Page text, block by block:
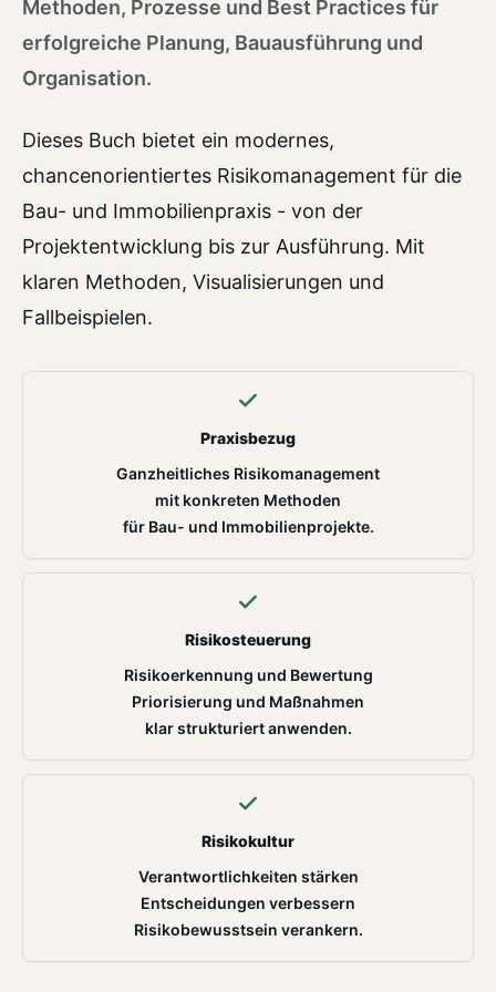
Methoden, Prozesse und Best Practices für
erfolgreiche Planung, Bauausführung und
Organisation.
Dieses Buch bietet ein modernes,
chancenorientiertes Risikomanagement für die
Bau- und Immobilienpraxis - von der
Projektentwicklung bis zur Ausführung. Mit
klaren Methoden, Visualisierungen und
Fallbeispielen.
Praxisbezug
Ganzheitliches Risikomanagement
mit konkreten Methoden
für Bau- und Immobilienprojekte.
Risikosteuerung
Risikoerkennung und Bewertung
Priorisierung und Maßnahmen
klar strukturiert anwenden.
Risikokultur
Verantwortlichkeiten stärken
Entscheidungen verbessern
Risikobewusstsein verankern.